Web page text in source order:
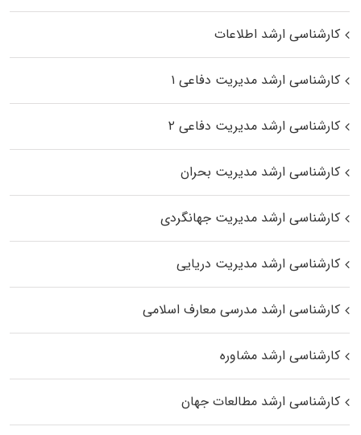
کارشناسی ارشد اطلاعات
کارشناسی ارشد مدیریت دفاعی ۱
کارشناسی ارشد مدیریت دفاعی ۲
کارشناسی ارشد مدیریت بحران
کارشناسی ارشد مدیریت جهانگردی
کارشناسی ارشد مدیریت دریایی
کارشناسی ارشد مدرسی معارف اسلامی
کارشناسی ارشد مشاوره
کارشناسی ارشد مطالعات جهان